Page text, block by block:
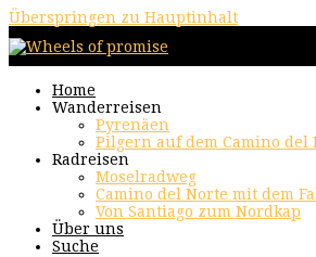
Überspringen zu Hauptinhalt
Home
Wanderreisen
Pyrenäen
Pilgern auf dem Camino del
Radreisen
Moselradweg
Camino del Norte mit dem
Von Santiago zum Nordkap
Über uns
Suche